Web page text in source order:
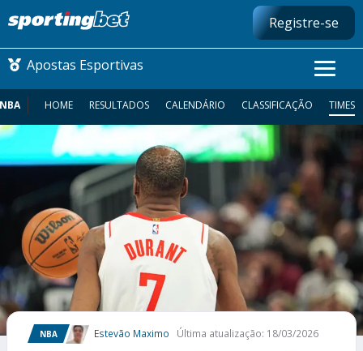
Registre-se
Apostas Esportivas
CONMEBOL LIBERTADORES
FUTEBOL NACIONAL
FUTEBOL INTERNACIONAL
COMO APOSTAR
MAIS ESPORTES
NBA HOME RESULTADOS CALENDÁRIO CLASSIFICAÇÃO TIMES
NBA Estevão Maximo Última atualização: 18/03/2026